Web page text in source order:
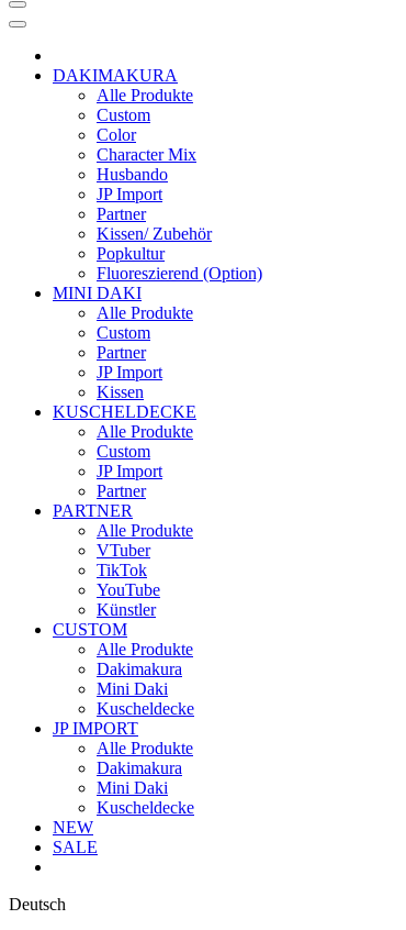
DAKIMAKURA
Alle Produkte
Custom
Color
Character Mix
Husbando
JP Import
Partner
Kissen/ Zubehör
Popkultur
Fluoreszierend (Option)
MINI DAKI
Alle Produkte
Custom
Partner
JP Import
Kissen
KUSCHELDECKE
Alle Produkte
Custom
JP Import
Partner
PARTNER
Alle Produkte
VTuber
TikTok
YouTube
Künstler
CUSTOM
Alle Produkte
Dakimakura
Mini Daki
Kuscheldecke
JP IMPORT
Alle Produkte
Dakimakura
Mini Daki
Kuscheldecke
NEW
SALE
Deutsch